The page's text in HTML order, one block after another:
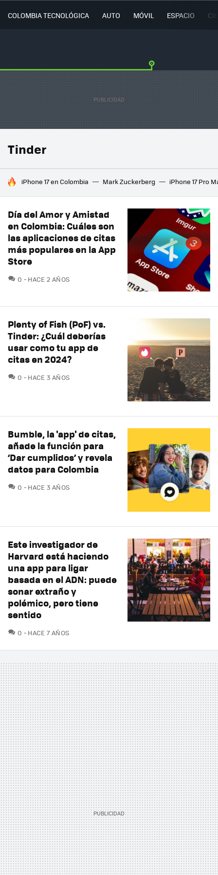
COLOMBIA TECNOLÓGICA AUTO MÓVIL ESPACIO
Tinder
HOY SE HABLA DE
iPhone 17 en Colombia Mark Zuckerberg iPhone 17 Pro
Día del Amor y Amistad
en Colombia: Cuáles son
las aplicaciones de citas
más populares en la App
Store
0 COMENTARIOS
HACE 2 AÑOS
Plenty of Fish (PoF) vs.
Tinder: ¿Cuál deberías
usar como tu app de
citas en 2024?
0 COMENTARIOS
HACE 3 AÑOS
Bumble, la 'app' de citas,
añade la función para
‘Dar cumplidos’ y revela
datos para Colombia
0 COMENTARIOS
HACE 3 AÑOS
Este investigador de
Harvard está haciendo
una app para ligar
basada en el ADN: puede
sonar extraño y
polémico, pero tiene
sentido
0 COMENTARIOS
HACE 7 AÑOS